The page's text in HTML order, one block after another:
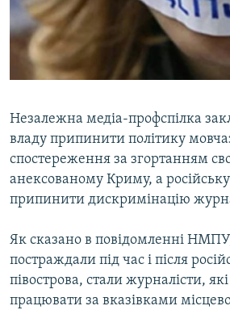
ВІДЕОУРОКИ «ELIFBE»
СВІДЧЕННЯ ОКУПАЦІЇ
УКРАЇНСЬКА ПРОБЛЕМА КРИМУ
Русский
Qırımtatar
Усі сайти RFE/RL
Незалежна медіа-профспілка
владу припинити політику
спостереження за згортанням
анексованому Криму, а
припинити дискримінацію
Як сказано в повідомленні
постраждали під час і після
півострова, стали журналісти,
працювати за вказівками